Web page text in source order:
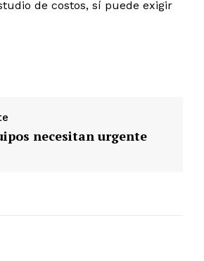
de costos, sí puede exigir
necesitan urgente